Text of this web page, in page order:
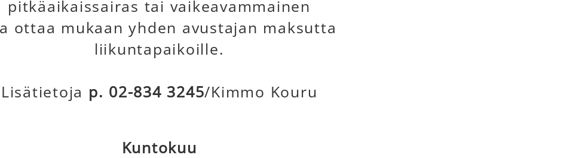
pitkäaikaissairas tai vaikeavammainen
ottaa mukaan yhden avustajan maksutta
liikuntapaikoille.
Lisätietoja p. 02-834 3245/Kimmo Kouru
Kuntokuu